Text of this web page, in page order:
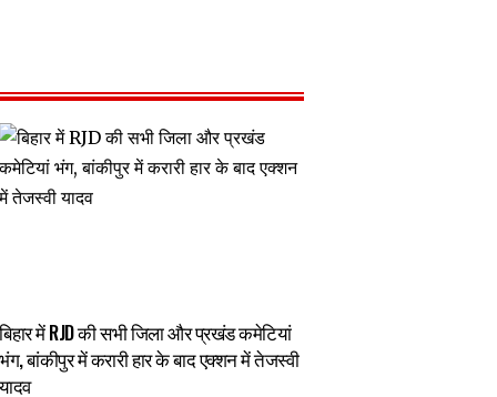
बिहार में RJD की सभी जिला और प्रखंड कमेटियां
भंग, बांकीपुर में करारी हार के बाद एक्शन में तेजस्वी
यादव